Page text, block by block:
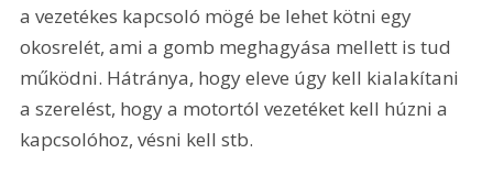
a vezetékes kapcsoló mögé be lehet kötni egy
okosrelét, ami a gomb meghagyása mellett is tud
működni. Hátránya, hogy eleve úgy kell kialakítani
a szerelést, hogy a motortól vezetéket kell húzni a
kapcsolóhoz, vésni kell stb.